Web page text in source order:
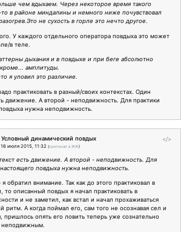
чем вдыхаем. Через некоторое время такого
то в районе миндалины и немного ниже почувствовал
не сухость в горле это нечто другое.
У каждого отдельного оператора повдыха это может
в теле.
дыхания и в повдыхе и при беге абсолютно
амплитуды.
я уловил это различие.
практиковать в разный/своих контекстах. Один
движение. А второй - неподвижность. Для практики
нужна неподвижность.
</>
Условный динамический повдых
16 июля 2015, 11:32 (оригинал в ЖЖ)
есть движение. А второй - неподвижность. Для
повдыха нужна неподвижность.
я обратил внимание. Так как до этого практиковал в
то описанный повдых я начал практиковать в
и не заметил, как встал и начал прохаживаться
ритм. А когда поймал его, сам того не осознавая сел и
пришлось опять его ловить теперь уже сознательно
неподвижным.